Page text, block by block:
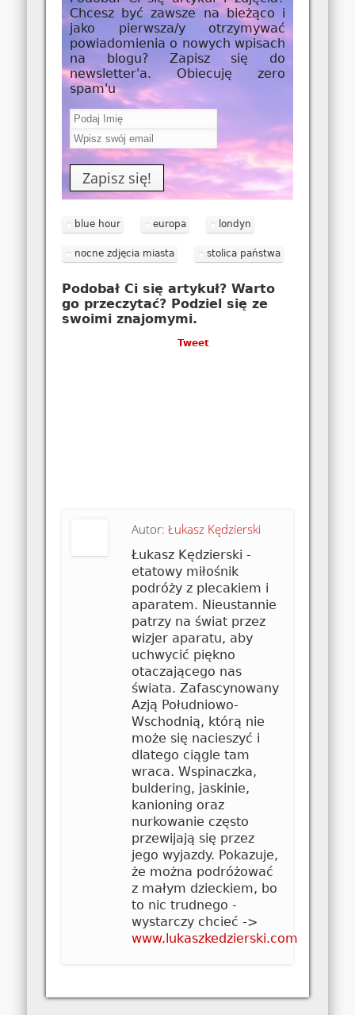
Chcesz być zawsze na bieżąco i
jako pierwsza/yotrzymywać
powiadomienia o nowych wpisach
na blogu? Zapisz się do
newsletter'a. Obiecuję zero
spam'u
blue hour europa londyn
nocne zdjęcia miasta stolica państwa
Podobał Ci się artykuł? Warto
go przeczytać? Podziel się ze
swoimi znajomymi.
Tweet
Autor:Łukasz Kędzierski
Łukasz Kędzierski -
etatowy miłośnik
podróży z plecakiem i
aparatem. Nieustannie
patrzy na świat przez
wizjer aparatu, aby
uchwycić piękno
otaczającego nas
świata. Zafascynowany
Azją Południowo-
Wschodnią, którą nie
może się nacieszyć i
dlatego ciągle tam
wraca. Wspinaczka,
buldering, jaskinie,
kanioning oraz
nurkowanie często
przewijają się przez
jego wyjazdy. Pokazuje,
że można podróżować
z małym dzieckiem, bo
to nic trudnego -
wystarczy chcieć ->
www.lukaszkedzierski.com